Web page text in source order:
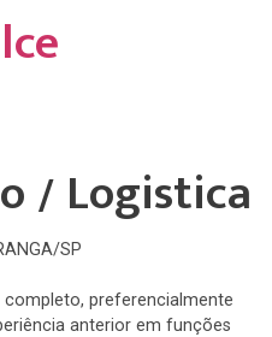
/ Logistica
SP
completo, preferencialmente
anterior em funções